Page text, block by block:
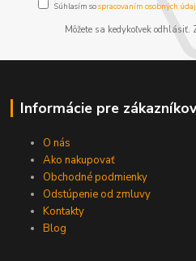
Súhlasím sospracovaním osobných
Môžete sa kedykoľvek
Informácie pre zákazníkov
O nás
Ako nakupovať
Obchodné podmienky
Odstúpenie od zmluvy
Kontakty
Blog